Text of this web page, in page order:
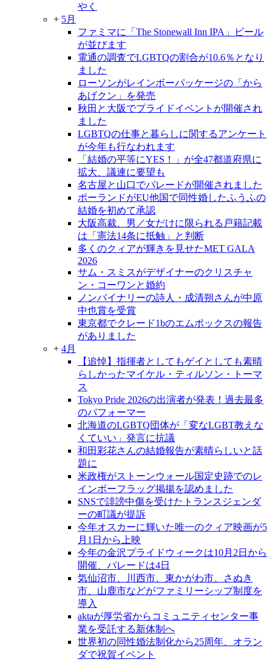
やく
+ 5月
ファミマに「The Stonewall Inn IPA」ビール
が並びます
電通の調査でLGBTQの割合が10.6％となり
ました
ローソンがレインボーパッケージの「から
あげクン」を発売
秋田と大阪でプライドイベントが開催され
ました
LGBTQの仕事と暮らしに関するアンケート
が今年も行なわれます
「結婚の平等にYES！」が全47都道府県に
拡大、議連に要望も
名古屋と山口でパレードが開催されました
ポーランドがEU他国で同性婚したふうふの
結婚を初めて承認
大阪高裁、男／女だけに限られる戸籍記載
は「憲法14条に抵触」と判断
多くのクィアが輝きを見せたMET GALA
2026
サム・スミスがデザイナーのクリスチャ
ン・コーワンと婚約
ノンバイナリーの詩人・成清朔さんが中原
中也賞を受賞
東京都でクレード1bのエムポックスの報告
がありました
+ 4月
【追悼】指揮者としてもゲイとしても素晴
らしかったマイケル・ティルソン・トーマ
ス
Tokyo Pride 2026の出演者が発表！過去最多
のパフォーマー
北海道のLGBTQ団体が「変なLGBT教えな
くていい」発言に抗議
和田彩花さんの結婚報告が素晴らしいと話
題に
米政権がストーンウォール国定史跡でのレ
インボーフラッグ掲揚を認めました
SNSで誹謗中傷を受けたトランスジェンダ
ーの町議が提訴
今年オスカーに輝いた唯一のクィア映画が5
月1日から上映
今年の金沢プライドウィークは10月2日から
開催、パレードは4日
気仙沼市、川西市、東かがわ市、さぬき
市、山鹿市などがファミリーシップ制度を
導入
aktaが厚労省からコミュニティセンター事
業を受託する新体制へ
世界初の同性婚法制化から25周年、オラン
ダで祝賀イベント